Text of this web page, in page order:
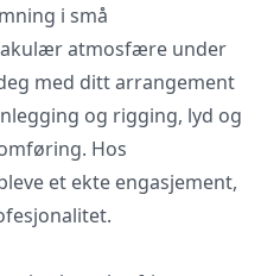
i små
atmosfære under
med ditt arrangement
og rigging, lyd og
Hos
et ekte engasjement,